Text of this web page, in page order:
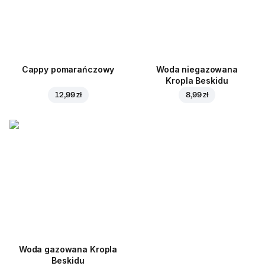
Cappy pomarańczowy
12,99 zł
Woda niegazowana
Kropla Beskidu
8,99 zł
Woda gazowana Kropla
Beskidu